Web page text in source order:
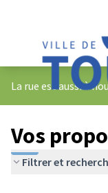
La rue est aussi à
Vos
Filtrer et